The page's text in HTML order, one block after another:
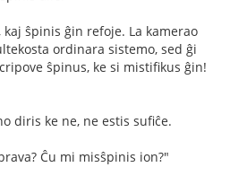
ŝpinis ĝin refoje. La kamerao
ordinara sistemo, sed ĝi
ŝpinus, ke si mistifikus ĝin!
diris ke ne, ne estis sufiĉe.
Ĉu mi misŝpinis ion?"